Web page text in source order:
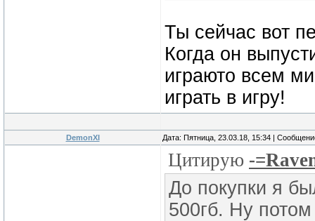
Ты сейчас вот
Когда он
играюто всем
играть в игру!
DemonXI Дата: Пятница, 23.03.18, 15:34 |
Цитирую -
До покупки я
500гб. Ну